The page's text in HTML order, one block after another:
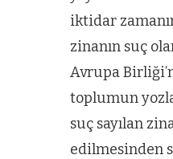
iktidar
zinanın suç
Avrupa
toplumun
suç sayılan
edilmesinden